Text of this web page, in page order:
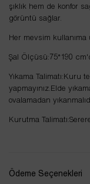
şıklık hem de konfor
görüntü sağlar.
Her mevsim
Şal Ölçüsü:75*190
Yıkama Talimatı:Kuru
yapmayınız.Elde
ovalamadan
Kurutma
Ödeme Seçenekleri